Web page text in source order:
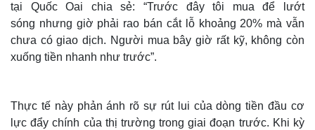
tại Quốc Oai chia sẻ: “Trước đây tôi mua để lướt
sóng nhưng giờ phải rao bán cắt lỗ khoảng 20% mà vẫn
chưa có giao dịch. Người mua bây giờ rất kỹ, không còn
xuống tiền nhanh như trước”.
Thực tế này phản ánh rõ sự rút lui của dòng tiền đầu cơ
lực đẩy chính của thị trường trong giai đoạn trước. Khi kỳ